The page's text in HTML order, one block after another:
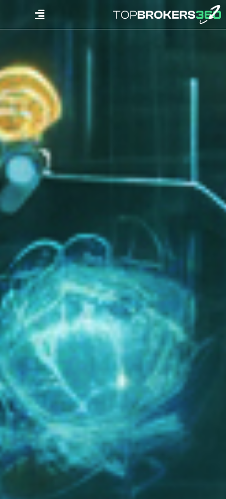
Skip
to
content
Menu